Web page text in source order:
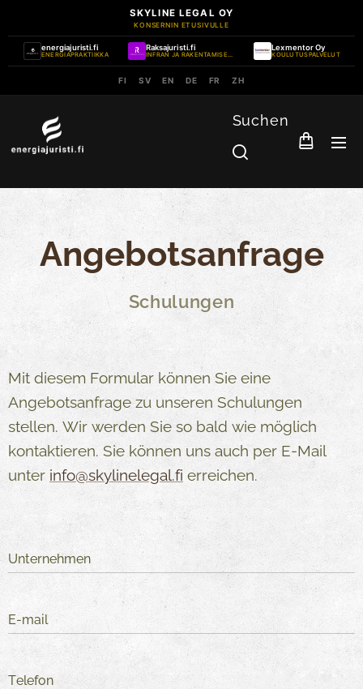
SKYLINE LEGAL OY
KONSERNIN ETUSIVULLE
energiajuristi.fi
ENERGIAPRAKTIIKKA
Raksajuristi.fi
INFRAN JA RAKENTAMISEN PRAKTIIKKA
Lexmentor Oy
KOULUTUSPALVELUT
FI SV EN DE FR ZH
Suchen
Angebotsanfrage
Schulungen
Mit diesem Formular können Sie eine
Angebotsanfrage zu unseren Schulungen
stellen. Wir werden Sie so bald wie möglich
kontaktieren. Sie können uns auch per E-Mail
unter info@skylinelegal.fi erreichen.
Unternehmen
E-mail
Telefon